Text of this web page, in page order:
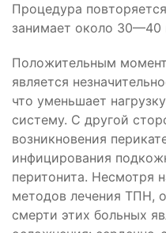
Процедура
занимает около 30—40
Положительным
является
что уменьшает
систему. С другой
возникновения
инфицирования
перитонита. Несмотря
методов лечения ТПН,
смерти этих больных